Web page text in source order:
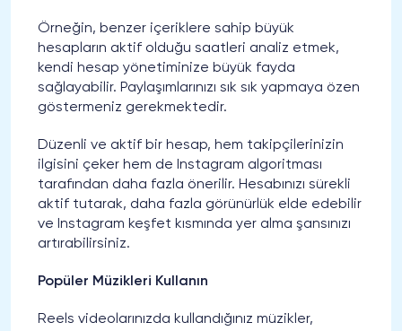
Örneğin, benzer içeriklere sahip büyük
hesapların aktif olduğu saatleri analiz etmek,
kendi hesap yönetiminize büyük fayda
sağlayabilir. Paylaşımlarınızı sık sık yapmaya özen
göstermeniz gerekmektedir.
Düzenli ve aktif bir hesap, hem takipçilerinizin
ilgisini çeker hem de Instagram algoritması
tarafından daha fazla önerilir. Hesabınızı sürekli
aktif tutarak, daha fazla görünürlük elde edebilir
ve Instagram keşfet kısmında yer alma şansınızı
artırabilirsiniz.
Popüler Müzikleri Kullanın
Reels videolarınızda kullandığınız müzikler,